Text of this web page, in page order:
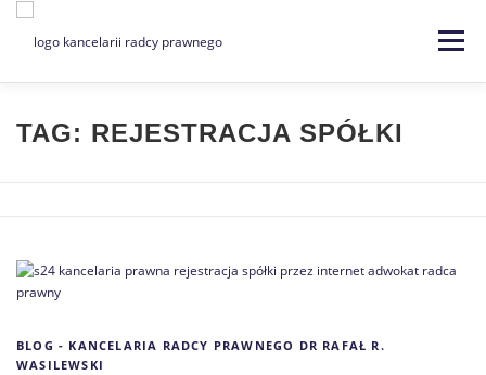
Menu
Strona główna Kancelaria
Blog EN | DE
TAG: REJESTRACJA SPÓŁKI
BLOG - KANCELARIA RADCY PRAWNEGO DR RAFAŁ R.
WASILEWSKI